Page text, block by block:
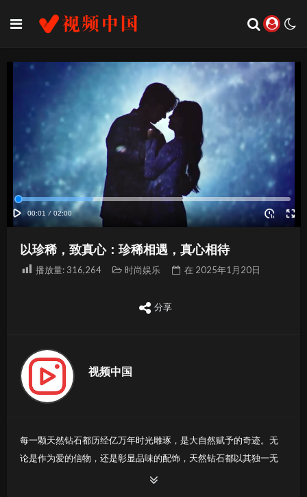
以珍稀，致真心：珍稀相遇，真心相待
播放量: 316,264 时尚娱乐 在 2025年1月20日
分享
视频中国
每一颗天然钻石都历经亿万年时光雕琢，是大自然赋予的奇迹。无
论是作为爱的信物，还是彰显品味的配饰，天然钻石都以其独一无
二的光彩，诉说着不凡的故事。选择天然钻石，将一份纯粹的真